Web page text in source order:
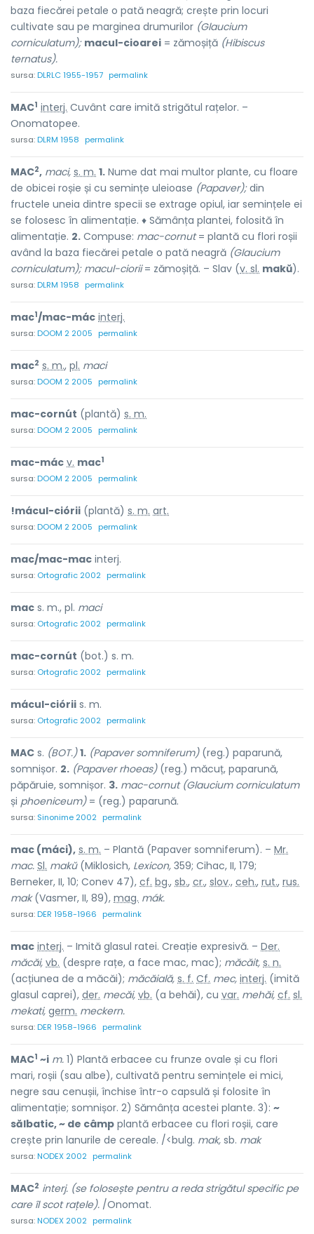
baza fiecărei petale o pată neagră; crește prin locuri
cultivate sau pe marginea drumurilor (Glaucium
corniculatum); macul-cioarei = zămoșiță (Hibiscus
ternatus).
sursa:DLRLC 1955-1957 permalink
MAC1 interj. Cuvânt care imită strigătul rațelor. –
Onomatopee.
sursa:DLRM 1958 permalink
MAC2, maci, s. m. 1. Nume dat mai multor plante, cu floare
de obicei roșie și cu semințe uleioase (Papaver);din
fructele uneia dintre specii se extrage opiul, iar semințele ei
se folosesc în alimentație. ♦ Sămânța plantei, folosită în
alimentație. 2. Compuse: mac-cornut= plantă cu flori roșii
având la baza fiecărei petale o pată neagră (Glaucium
corniculatum); macul-ciorii= zămoșiță. – Slav (v. sl. makŭ).
sursa:DLRM 1958 permalink
mac1/mac-mác interj.
sursa:DOOM 2 2005 permalink
mac2 s. m., pl. maci
sursa:DOOM 2 2005 permalink
mac-cornút (plantă) s. m.
sursa:DOOM 2 2005 permalink
mac-mác v. mac1
sursa:DOOM 2 2005 permalink
!mácul-ciórii (plantă) s. m. art.
sursa:DOOM 2 2005 permalink
mac/mac-mac interj.
sursa: Ortografic 2002 permalink
mac s. m., pl. maci
sursa: Ortografic 2002 permalink
mac-cornút (bot.) s. m.
sursa: Ortografic 2002 permalink
mácul-ciórii s. m.
sursa: Ortografic 2002 permalink
MAC s. (BOT.) 1. (Papaver somniferum)(reg.) paparună,
somnișor. 2. (Papaver rhoeas)(reg.) măcuț, paparună,
păpăruie, somnișor. 3. mac-cornut (Glaucium corniculatum
și phoeniceum)= (reg.) paparună.
sursa: Sinonime 2002 permalink
mac (máci), s. m. – Plantă (Papaver somniferum). – Mr.
mac. Sl. makŭ(Miklosich, Lexicon, 359; Cihac, II, 179;
Berneker, II, 10; Conev 47), cf. bg., sb., cr., slov., ceh., rut., rus.
mak(Vasmer, II, 89), mag. mák.
sursa:DER 1958-1966 permalink
mac interj. – Imită glasul ratei. Creație expresivă. – Der.
măcăi, vb. (despre rațe, a face mac, mac); măcăit, s. n.
(acțiunea de a măcăi); măcăială, s. f. Cf. mec, interj. (imită
glasul caprei), der. mecăi, vb. (a behăi), cu var. mehăi, cf. sl.
mekati, germ. meckern.
sursa:DER 1958-1966 permalink
MAC1 ~i m. 1) Plantă erbacee cu frunze ovale și cu flori
mari, roșii (sau albe), cultivată pentru semințele ei mici,
negre sau cenușii, închise într-o capsulă și folosite în
alimentație; somnișor. 2) Sămânța acestei plante. 3): ~
sălbatic, ~ de câmp plantă erbacee cu flori roșii, care
crește prin lanurile de cereale. /<bulg. mak, sb. mak
sursa:NODEX 2002 permalink
MAC2 interj. (se folosește pentru a reda strigătul specific pe
care îl scot rațele). /Onomat.
sursa:NODEX 2002 permalink